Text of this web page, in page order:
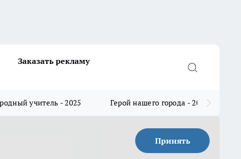
Заказать рекламу
учитель - 2025 Герой нашего города - 2025
Принять